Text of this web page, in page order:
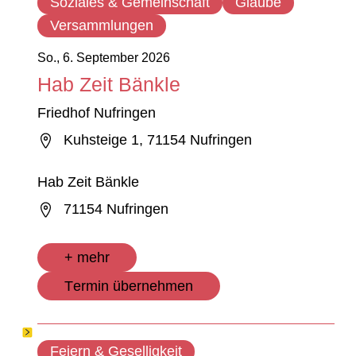
So., 6. September 2026
Hab Zeit Bänkle
Friedhof Nufringen
Kuhsteige 1, 71154 Nufringen
Hab Zeit Bänkle
71154 Nufringen
+ mehr
Termin übernehmen
Versammlungen
Feiern & Geselligkeit